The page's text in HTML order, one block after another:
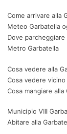
Come arrivare alla
Meteo Garbatella
Dove parcheggiare
Metro Garbatella
Cosa vedere alla
Cosa vedere vicino
Cosa mangiare alla
Municipio VIII
Abitare alla